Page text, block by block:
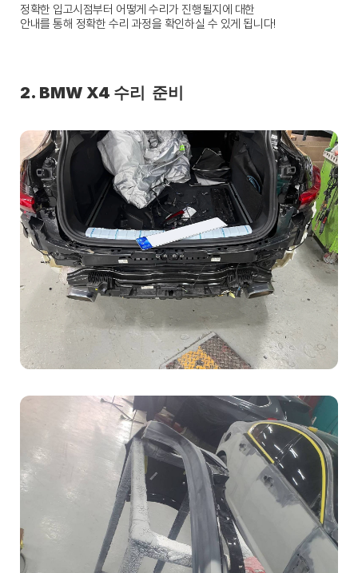
정확한 입고시점부터 어떻게 수리가 진행될지에 대한
안내를 통해 정확한 수리 과정을 확인하실 수 있게 됩니다!
2. BMW X4 수리  준비